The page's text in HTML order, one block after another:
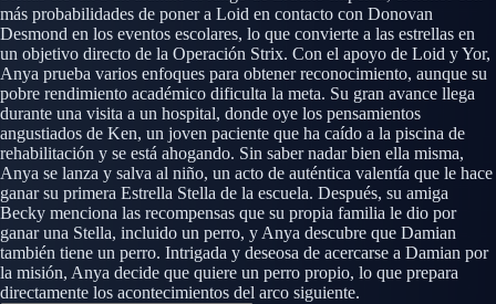
más probabilidades de poner a Loid en contacto con Donovan
Desmond en los eventos escolares, lo que convierte a las estrellas en
un objetivo directo de la Operación Strix. Con el apoyo de Loid y Yor,
Anya prueba varios enfoques para obtener reconocimiento, aunque su
pobre rendimiento académico dificulta la meta. Su gran avance llega
durante una visita a un hospital, donde oye los pensamientos
angustiados de Ken, un joven paciente que ha caído a la piscina de
rehabilitación y se está ahogando. Sin saber nadar bien ella misma,
Anya se lanza y salva al niño, un acto de auténtica valentía que le hace
ganar su primera Estrella Stella de la escuela. Después, su amiga
Becky menciona las recompensas que su propia familia le dio por
ganar una Stella, incluido un perro, y Anya descubre que Damian
también tiene un perro. Intrigada y deseosa de acercarse a Damian por
la misión, Anya decide que quiere un perro propio, lo que prepara
directamente los acontecimientos del arco siguiente.